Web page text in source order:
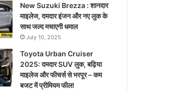
New Suzuki Brezza : शानदार
माइलेज, दमदार इंजन और नए लुक के
साथ जल्द मचाएगी धमाल
July 10, 2025
Toyota Urban Cruiser
2025: दमदार SUV लुक, बढ़िया
माइलेज और फीचर्स से भरपूर – कम
बजट में प्रीमियम फील!